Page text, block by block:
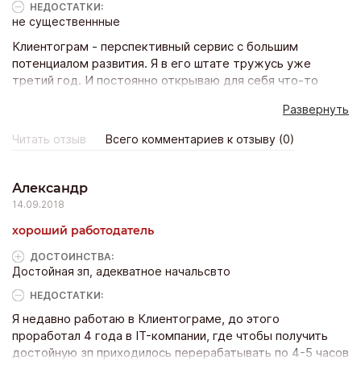
НЕДОСТАТКИ:
не существеннные
Клиентограм - перспективный сервис с большим
потенциалом развития. Я в его штате тружусь уже
третий год. И постоянно открываю для себя что-то
компании. У нее очень неплохие перспективы. И
сотрудников в зарплате не обижают. Сама работа
динамичная и интересная. Регулярно внедряются новые
клиентам предложить. И пусть определенный напряг
присутствует, но лично меня это только стимулирует, не
Развернуть
Читать отзыв Всего комментариев к отзыву (0)
Александр
14.09.2018
хороший работодатель
ДОСТОИНCТВА:
Достойная зп, адекватное начальсвто
НЕДОСТАТКИ:
Я недавно работаю в Клиентограме, до этого
проработал 4 года в IT-компании, где чтобы получить
достойную зп приходилось перерабатывать по 4-5 часов